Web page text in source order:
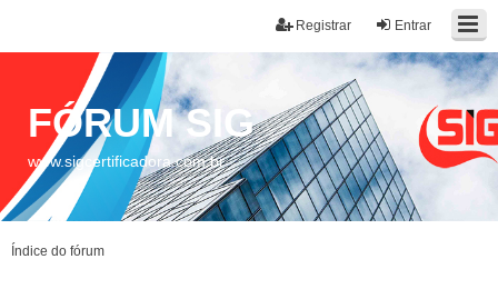
Entrar
Registrar
FÓRUM SIG
www.sigcertificadora.com.br
Índice do fórum